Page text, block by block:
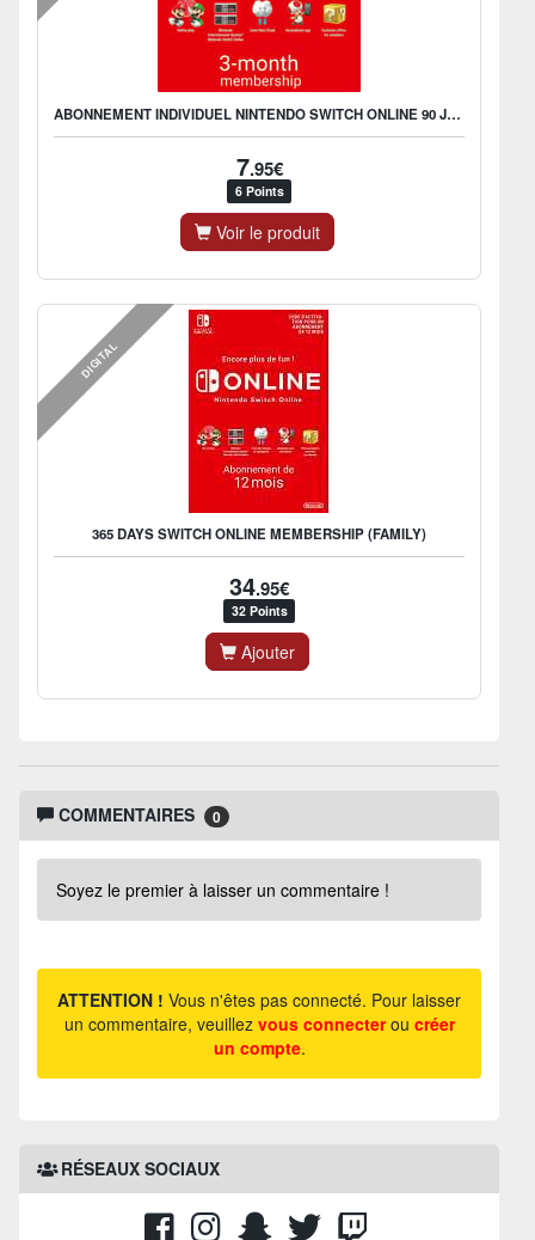
ABONNEMENT INDIVIDUEL NINTENDO SWITCH ONLINE 90 JOURS
7.95€
6 Points
Voir le produit
365 DAYS SWITCH ONLINE MEMBERSHIP (FAMILY)
34.95€
32 Points
Ajouter
DIGITAL
COMMENTAIRES 0
Soyez le premier à laisser un commentaire !
ATTENTION ! Vous n'êtes pas connecté. Pour laisser
un commentaire, veuillez vous connecterou créer
un compte.
RÉSEAUX SOCIAUX